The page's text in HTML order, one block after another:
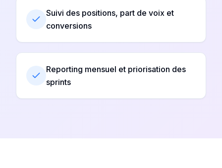
Suivi des positions, part de voix et
conversions
Reporting mensuel et priorisation des
sprints